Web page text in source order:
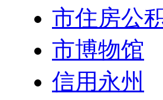
市住房公
市博物馆
信用永州